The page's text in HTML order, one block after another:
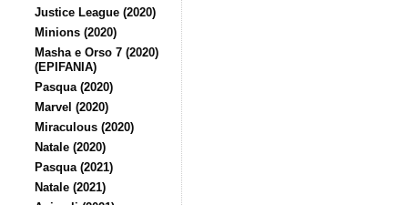
Justice League (2020)
Minions (2020)
Masha e Orso 7 (2020)
(EPIFANIA)
Pasqua (2020)
Marvel (2020)
Miraculous (2020)
Natale (2020)
Pasqua (2021)
Natale (2021)